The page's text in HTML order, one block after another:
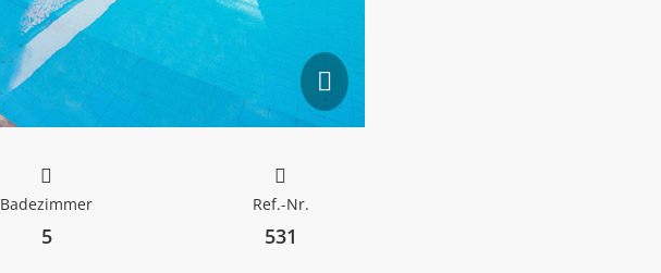
Badezimmer
5
Ref.-Nr.
531